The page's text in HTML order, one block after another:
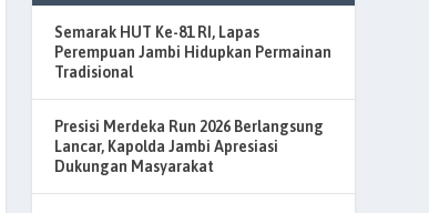
Semarak HUT Ke-81 RI, Lapas
Perempuan Jambi Hidupkan Permainan
Tradisional
Presisi Merdeka Run 2026 Berlangsung
Lancar, Kapolda Jambi Apresiasi
Dukungan Masyarakat